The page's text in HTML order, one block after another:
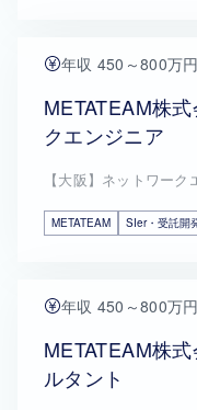
年収 450～800万円
METATEAM株
クエンジニア
【大阪】ネットワーク
METATEAM SIer・受託開
年収 450～800万円
METATEAM株
ルタント